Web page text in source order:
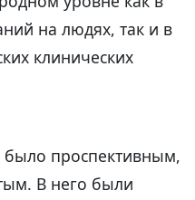
на людях, так и в
клинических
было проспективным,
В него были